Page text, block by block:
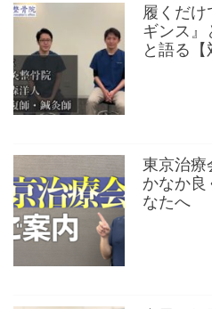
履くだけ
ギンス』
と語る【
東京治
かなか
なたへ